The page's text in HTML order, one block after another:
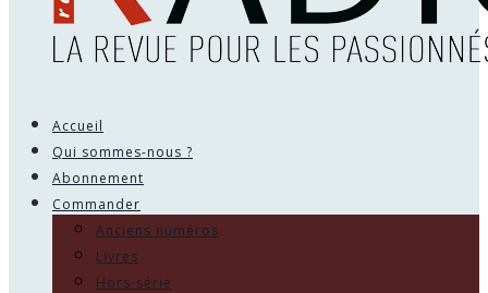
Accueil
Qui sommes-nous ?
Abonnement
Commander
Anciens numéros
Livres
Hors-série